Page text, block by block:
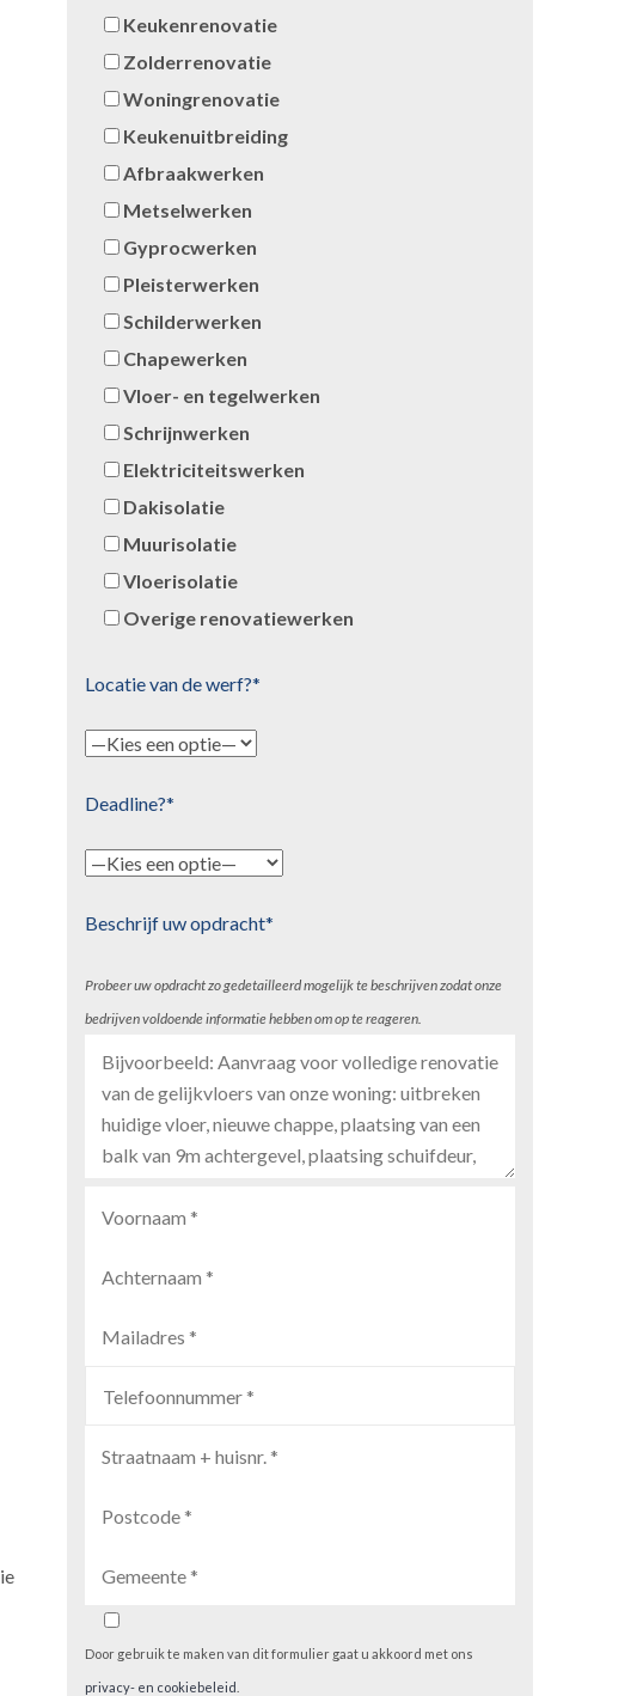
Keukenrenovatie
Zolderrenovatie
Woningrenovatie
Keukenuitbreiding
Afbraakwerken
Metselwerken
Gyprocwerken
Pleisterwerken
Schilderwerken
Chapewerken
Vloer- en tegelwerken
Schrijnwerken
Elektriciteitswerken
Dakisolatie
Muurisolatie
Vloerisolatie
Overige renovatiewerken
Locatie van de werf?*
Deadline?*
Beschrijf uw opdracht*
Probeer uw opdracht zo gedetailleerd mogelijk te beschrijven zodat onze
bedrijven voldoende informatie hebben om op te reageren.
Door gebruik te maken van dit formulier gaat u akkoord met ons
privacy- en cookiebeleid